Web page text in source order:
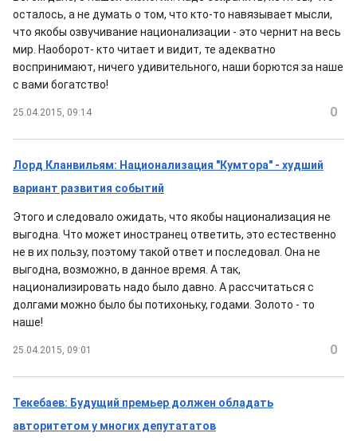
осталось, а не думать о том, что кто-то навязывает мысли,
что якобы озвучивание национализации - это чернит на весь
мир. Наоборот- кто читает и видит, те адекватно
воспринимают, ничего удивительного, наши борются за наше
с вами богатство!
25.04.2015, 09:14 0
Лорд Кланвильям: Национализация "Кумтора" - худший
вариант развития событий
Этого и следовало ожидать, что якобы национализация не
выгодна. Что может иностранец ответить, это естественно
не в их пользу, поэтому такой ответ и последовал. Она не
выгодна, возможно, в данное время. А так,
национализировать надо было давно. А рассчитаться с
долгами можно было бы потихоньку, годами. Золото - то
наше!
25.04.2015, 09:01 0
Текебаев: Будущий премьер должен обладать
авторитетом у многих депутататов